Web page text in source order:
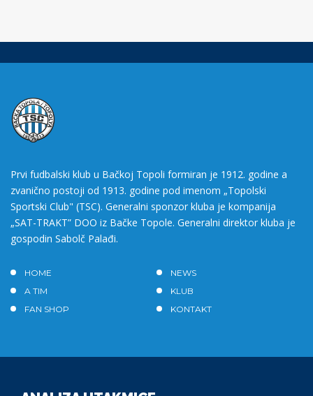
Prvi fudbalski klub u Bačkoj Topoli formiran je 1912. godine a
zvanično postoji od 1913. godine pod imenom „Topolski
Sportski Club" (TSC). Generalni sponzor kluba je kompanija
„SAT-TRAKT” DOO iz Bačke Topole. Generalni direktor kluba je
gospodin Sabolč Palađi.
HOME
NEWS
A TIM
KLUB
FAN SHOP
KONTAKT